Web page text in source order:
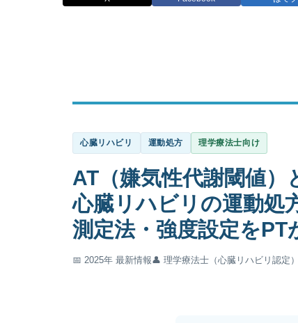
心臓リハビリ 運動処方 理学療法士向け
AT（嫌気性代謝閾値）
心臓リハビリの運動処
測定法・強度設定をPT
📅 2025年 最新情報👤 理学療法士（心臓リハビリ認定